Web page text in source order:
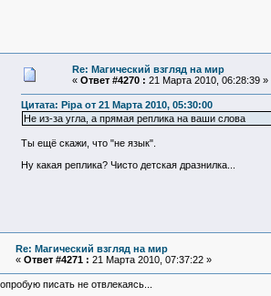
Re: Магический взгляд на мир
« Ответ #4270 : 21 Марта 2010, 06:28:39 »
Цитата: Pipa от 21 Марта 2010, 05:30:00
Не из-за угла, а прямая реплика на ваши слова
Ты ещё скажи, что "не язык".
Ну какая реплика? Чисто детская дразнилка...
Re: Магический взгляд на мир
« Ответ #4271 : 21 Марта 2010, 07:37:22 »
писать не отвлекаясь...